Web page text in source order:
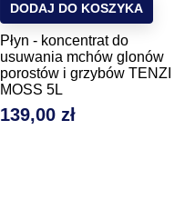
Płyn - koncentrat do
usuwania mchów glonów
porostów i grzybów TENZI
MOSS 5L
Cena
139,00 zł
DODAJ DO KOSZYKA